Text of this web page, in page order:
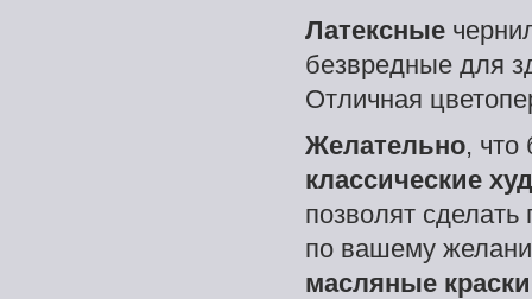
Латексные
безвредные для
Отличная
Желательно,
классические
позволят сделать
по вашему
масляные